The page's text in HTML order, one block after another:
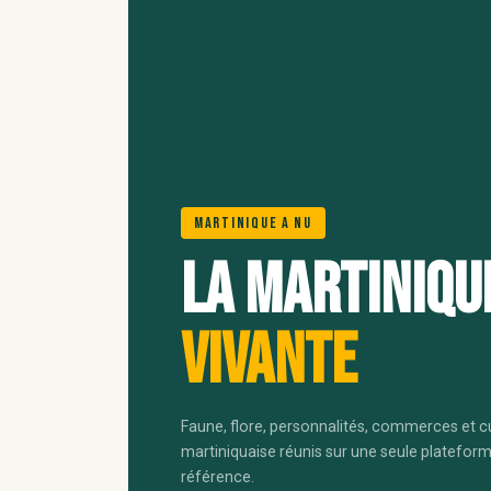
Martinique A Nu
La
vivante
Faune, flore, personnalités, commerces et
martiniquaise réunis sur une seule
référence.